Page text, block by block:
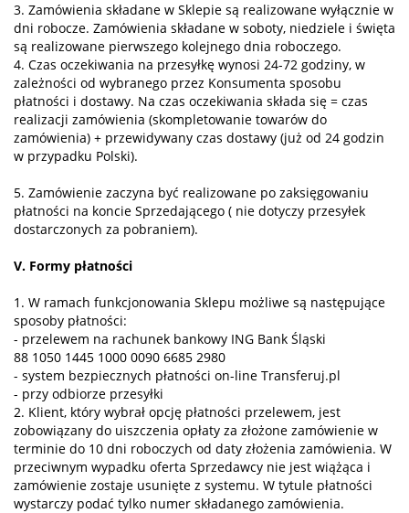
3. Zamówienia składane w Sklepie są realizowane wyłącznie w
dni robocze. Zamówienia składane w soboty, niedziele i święta
są realizowane pierwszego kolejnego dnia roboczego.
4. Czas oczekiwania na przesyłkę wynosi 24-72 godziny, w
zależności od wybranego przez Konsumenta sposobu
płatności i dostawy. Na czas oczekiwania składa się = czas
realizacji zamówienia (skompletowanie towarów do
zamówienia) + przewidywany czas dostawy (już od 24 godzin
w przypadku Polski).
5. Zamówienie zaczyna być realizowane po zaksięgowaniu
płatności na koncie Sprzedającego ( nie dotyczy przesyłek
dostarczonych za pobraniem).
V. Formy płatności
1. W ramach funkcjonowania Sklepu możliwe są następujące
sposoby płatności:
- przelewem na rachunek bankowy ING Bank Śląski
88 1050 1445 1000 0090 6685 2980
- system bezpiecznych płatności on-line Transferuj.pl
- przy odbiorze przesyłki
2. Klient, który wybrał opcję płatności przelewem, jest
zobowiązany do uiszczenia opłaty za złożone zamówienie w
terminie do 10 dni roboczych od daty złożenia zamówienia. W
przeciwnym wypadku oferta Sprzedawcy nie jest wiążąca i
zamówienie zostaje usunięte z systemu. W tytule płatności
wystarczy podać tylko numer składanego zamówienia.